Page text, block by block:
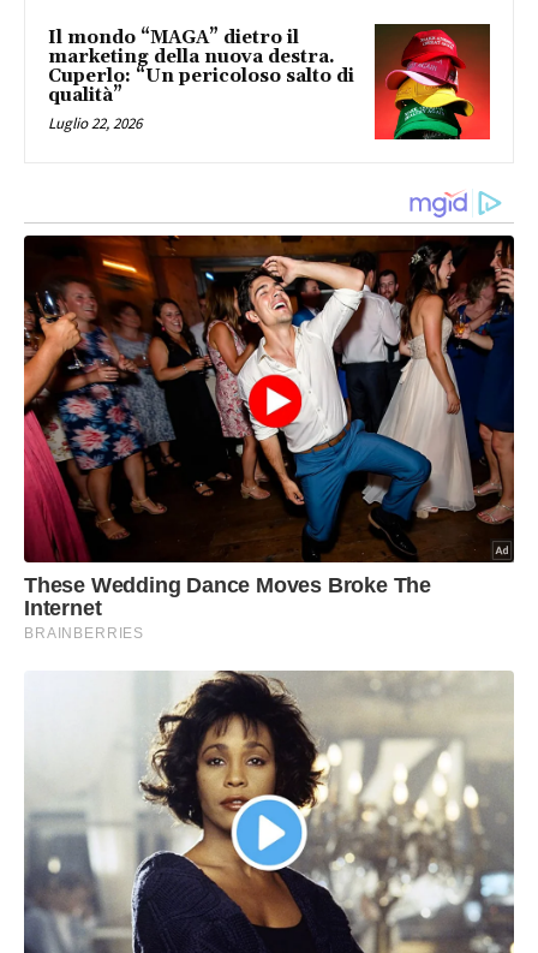
Il mondo “MAGA” dietro il
marketing della nuova destra.
Cuperlo: “Un pericoloso salto di
qualità”
Luglio 22, 2026